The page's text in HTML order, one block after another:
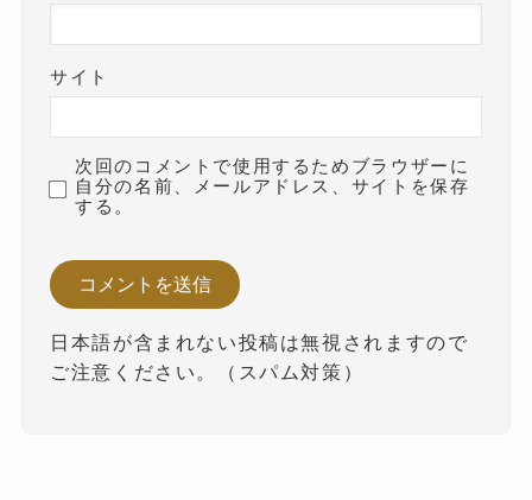
サイト
次回のコメントで使用するためブラウザーに
自分の名前、メールアドレス、サイトを保存
する。
日本語が含まれない投稿は無視されますので
ご注意ください。（スパム対策）